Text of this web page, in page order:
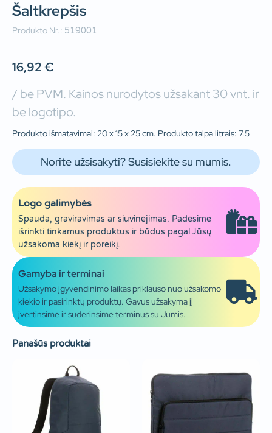
Šaltkrepšis
Produkto Nr.: 519001
16,92€
/ be PVM. Kainos nurodytos užsakant 30 vnt. ir
be logotipo.
Produkto išmatavimai: 20 x 15 x 25 cm. Produkto talpa litrais: 7.5
Norite užsisakyti? Susisiekite su mumis.
Logo galimybės
Spauda, graviravimas ar siuvinėjimas. Padėsime
išrinkti tinkamus produktus ir būdus pagal Jūsų
užsakoma kiekį ir poreikį.
Gamyba ir terminai
Užsakymo įgyvendinimo laikas priklauso nuo užsakomo
kiekio ir pasirinktų produktų. Gavus užsakymą jį
įvertinsime ir suderinsime terminus su Jumis.
Panašūs produktai